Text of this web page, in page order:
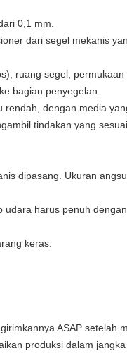
0,1 mm.
dari segel mekanis
ruang segel,
bagian penyegelan.
dengan media
tindakan yang
dipasang. Ukuran
harus penuh
keras.
ASAP setelah
produksi dalam